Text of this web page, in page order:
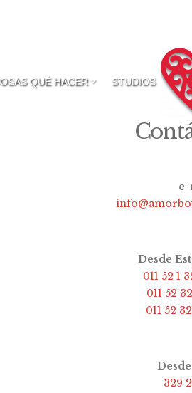
QUÉ HACER STUDIOS
Desde
011 52 1
011 52
011 52
329